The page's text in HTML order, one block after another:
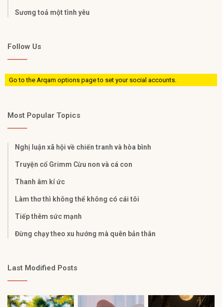
Sương toả một tình yêu
Follow Us
Go to the Arqam options page to set your social accounts.
Most Popular Topics
Nghị luận xã hội về chiến tranh và hòa bình
Truyện cổ Grimm Cừu non và cá con
Thanh âm kí ức
Làm thơ thì không thể không có cái tôi
Tiếp thêm sức mạnh
Đừng chạy theo xu hướng mà quên bản thân
Last Modified Posts